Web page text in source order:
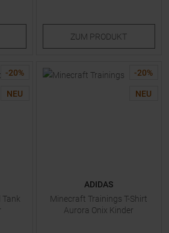
ZUM PRODUKT
-20%
NEU
Tank
-20%
NEU
ADIDAS
Minecraft Trainings T-Shirt
Aurora Onix Kinder